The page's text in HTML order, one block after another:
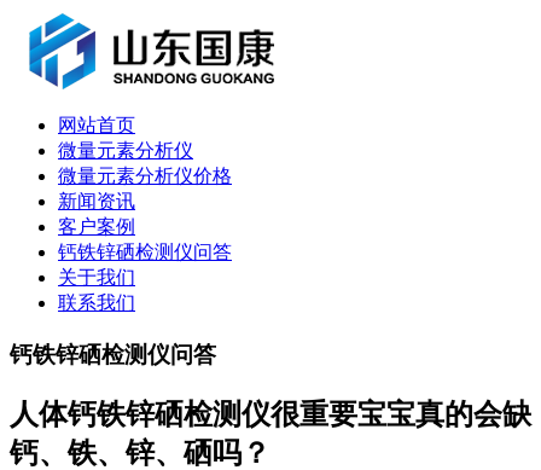
网站首页
微量元素分析仪
微量元素分析仪价格
新闻资讯
客户案例
钙铁锌硒检测仪问答
关于我们
联系我们
钙铁锌硒检测仪问答
人体钙铁锌硒检测仪很重要宝宝真的会缺
钙、铁、锌、硒吗？